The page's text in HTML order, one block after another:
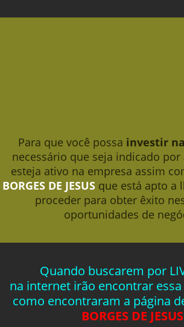
Para que você possa investir na
necessário que seja indicado
esteja ativo na empresa assim
BORGES DE JESUSque está apto a
proceder para obter êxito
oportunidades de
Quando buscarem por
na internet irão encontrar
como encontraram a página
BORGES DE JESUS